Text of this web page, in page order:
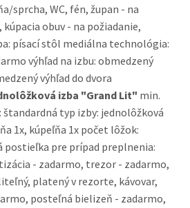
sprcha, WC, fén, župan - na
obuv - na požiadanie,
písací stôl mediálna technológia:
výhľad na izbu: obmedzený
výhľad do dvora
izba "Grand Lit" min.
typ izby: jednolôžková
1x, kúpeľňa 1x počet lôžok:
postieľka pre prípad preplnenia:
- zadarmo, trezor - zadarmo,
platený v rezorte, kávovar,
posteľná bielizeň - zadarmo,